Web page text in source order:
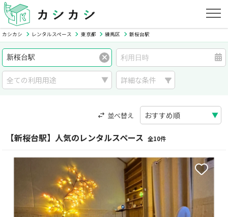
カシカシ レンタルスペース 東京都 練馬区 新桜台駅
詳細な条件
並べ替え
【新桜台駅】人気のレンタルスペース 全10件